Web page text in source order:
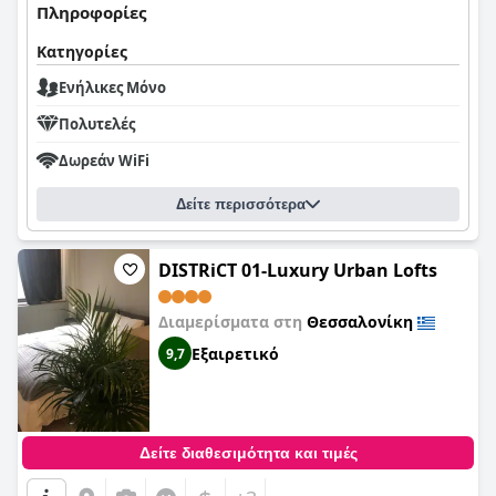
Πληροφορίες
Κατηγορίες
Ενήλικες Μόνο
Πολυτελές
Δωρεάν WiFi
Δείτε περισσότερα
DISTRiCT 01-Luxury Urban Lofts
Διαμερίσματα στη Θεσσαλονίκη
9,7 Εξαιρετικό
Δείτε διαθεσιμότητα και τιμές